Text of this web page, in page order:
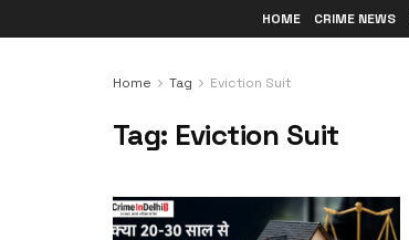
HOME CRIME NEWS
Home Tag Eviction Suit
Tag: Eviction Suit